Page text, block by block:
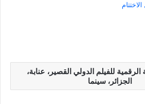
الرقمية للفيلم الدولي القصير، عنابة،
الجزائر، سينما